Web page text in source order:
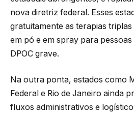
nova diretriz federal. Esses
gratuitamente as terapias
em pó e em spray para
DPOC grave.
Na outra ponta, estados como
Federal e Rio de Janeiro ainda
fluxos administrativos e